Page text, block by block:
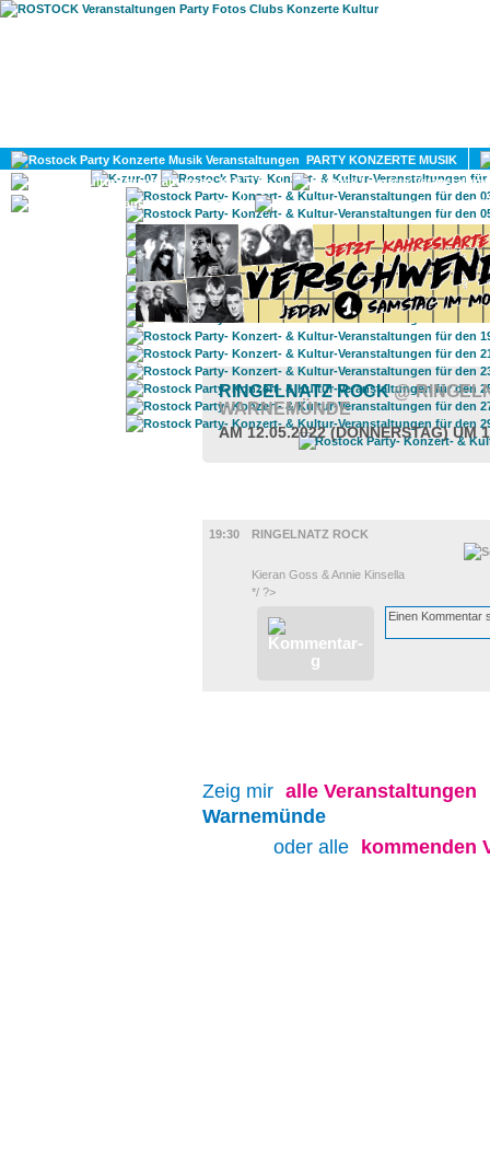
PARTY KONZERTE MUSIK
KULTUR
GAY
RINGELNATZ ROCK@
WARNEMÜNDE
AM 12.05.2022 (DONNERSTAG) UM
19:30
RINGELNATZ ROCK
Kieran Goss & Annie Kinsella
*/ ?>
Zeig mir alle Veranstaltungen
Warnemünde
oder alle
kommenden